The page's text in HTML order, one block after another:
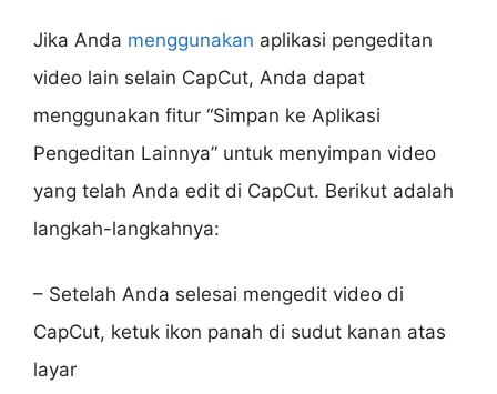
Jika Anda menggunakan aplikasi pengeditan
video lain selain CapCut, Anda dapat
menggunakan fitur “Simpan ke Aplikasi
Pengeditan Lainnya” untuk menyimpan video
yang telah Anda edit di CapCut. Berikut adalah
langkah-langkahnya:
– Setelah Anda selesai mengedit video di
CapCut, ketuk ikon panah di sudut kanan atas
layar